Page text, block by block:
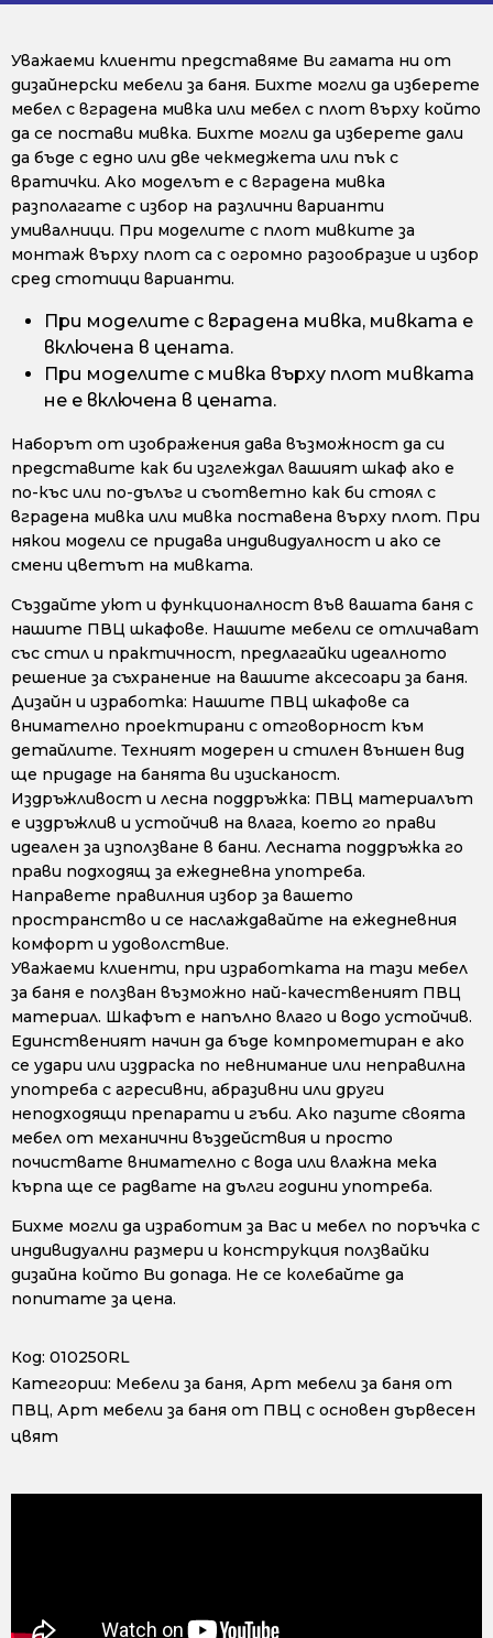
Уважаеми клиенти представяме Ви гамата ни от
дизайнерски мебели за баня. Бихте могли да изберете
мебел с вградена мивка или мебел с плот върху който
да се постави мивка. Бихте могли да изберете дали
да бъде с едно или две чекмеджета или пък с
вратички. Ако моделът е с вградена мивка
разполагате с избор на различни варианти
умивалници. При моделите с плот мивките за
монтаж върху плот са с огромно разообразие и избор
сред стотици варианти.
При моделите с вградена мивка, мивката е
включена в цената.
При моделите с мивка върху плот мивката
не е включена в цената.
Наборът от изображения дава възможност да си
представите как би изглеждал вашият шкаф ако е
по-къс или по-дълъг и съответно как би стоял с
вградена мивка или мивка поставена върху плот. При
някои модели се придава индивидуалност и ако се
смени цветът на мивката.
Създайте уют и функционалност във вашата баня с
нашите ПВЦ шкафове. Нашите мебели се отличават
със стил и практичност, предлагайки идеалното
решение за съхранение на вашите аксесоари за баня.
Дизайн и изработка: Нашите ПВЦ шкафове са
внимателно проектирани с отговорност към
детайлите. Техният модерен и стилен външен вид
ще придаде на банята ви изисканост.
Издръжливост и лесна поддръжка: ПВЦ материалът
е издръжлив и устойчив на влага, което го прави
идеален за използване в бани. Лесната поддръжка го
прави подходящ за ежедневна употреба.
Направете правилния избор за вашето
пространство и се наслаждавайте на ежедневния
комфорт и удоволствие.
Уважаеми клиенти, при изработката на тази мебел
за баня е ползван възможно най-качественият ПВЦ
материал. Шкафът е напълно влаго и водо устойчив.
Единственият начин да бъде компрометиран е ако
се удари или издраска по невнимание или неправилна
употреба с агресивни, абразивни или други
неподходящи препарати и гъби. Ако пазите своята
мебел от механични въздействия и просто
почиствате внимателно с вода или влажна мека
кърпа ще се радвате на дълги години употреба.
Бихме могли да изработим за Вас и мебел по поръчка с
индивидуални размери и конструкция ползвайки
дизайна който Ви допада. Не се колебайте да
попитате за цена.
Код: 010250RL
Категории: Мебели за баня, Арт мебели за баня от
ПВЦ, Арт мебели за баня от ПВЦ с основен дървесен
цвят